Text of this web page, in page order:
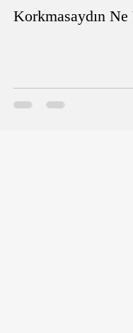
Korkmasaydın Ne